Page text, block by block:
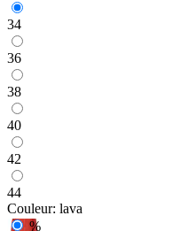
34
36
38
40
42
44
Couleur: lava
%